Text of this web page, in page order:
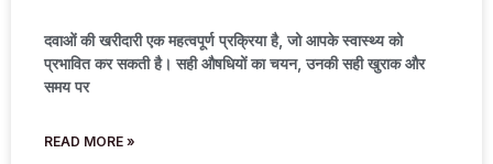
दवाओं की खरीदारी एक महत्वपूर्ण प्रक्रिया है, जो आपके स्वास्थ्य को
प्रभावित कर सकती है। सही औषधियों का चयन, उनकी सही खुराक और
समय पर
READ MORE »